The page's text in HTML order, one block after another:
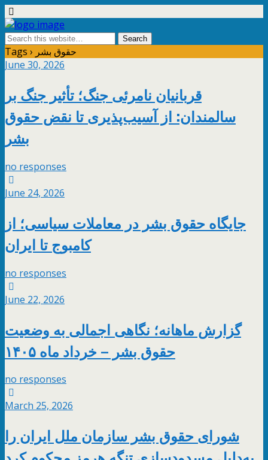
Tags › حقوق بشر
June 30, 2026
قربانیان نامرئی جنگ؛ تأثیر جنگ بر
سالمندان: از آسیب‌پذیری تا نقض حقوق
بشر
no responses
June 24, 2026
جایگاه حقوق بشر در معاملات سیاسی؛ از
کامبوج تا ایران
no responses
June 22, 2026
گزارش ماهانه؛ نگاهی اجمالی به وضعیت
حقوق بشر – خرداد ماه ۱۴۰۵
no responses
March 25, 2026
شورای حقوق بشر سازمان ملل ایران را